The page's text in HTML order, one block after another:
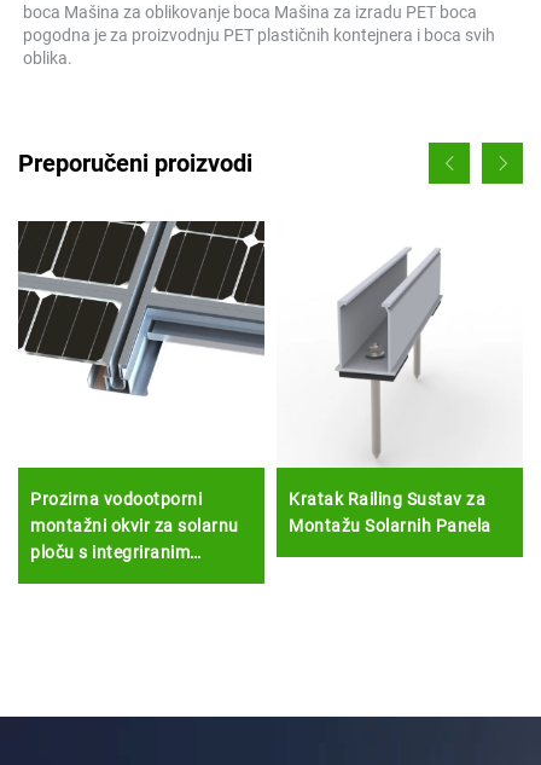
boca Mašina za oblikovanje boca Mašina za izradu PET boca
pogodna je za proizvodnju PET plastičnih kontejnera i boca svih
oblika.
Preporučeni proizvodi
Prozirna vodootporni
montažni okvir za solarnu
ploču s integriranim
Kratak Railing Sustav za
Montažu Solarnih Panela